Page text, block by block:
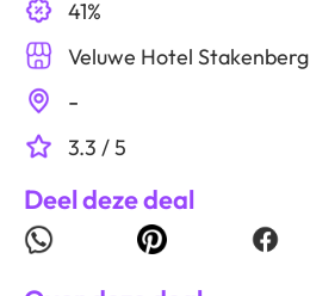
41%
Veluwe Hotel Stakenberg
-
3.3 / 5
Deel deze deal